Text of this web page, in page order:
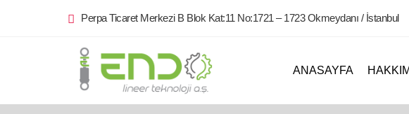
Perpa Ticaret Merkezi B Blok Kat:11 No:1721 – 1723 Okmeydanı / İstanbul
ANASAYFA